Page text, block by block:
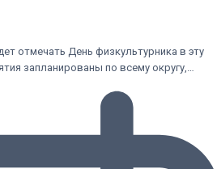
отмечать День физкультурника в эту
запланированы по всему округу,…